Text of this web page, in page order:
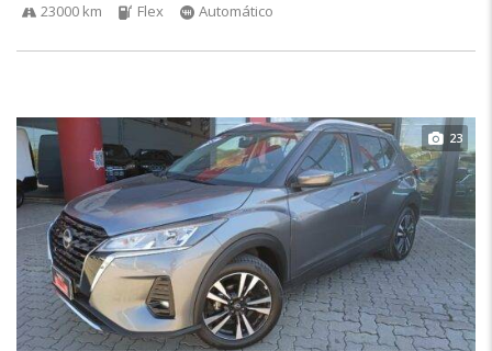
23000 km Flex Automático
23